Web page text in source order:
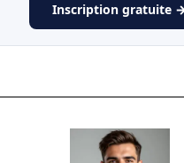
Inscription gratuite